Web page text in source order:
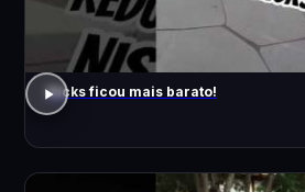
Kicks ficou mais barato!